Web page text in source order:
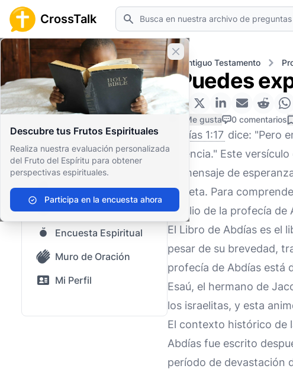
CrossTalk Buscar
Cerrar banner
Descubre tus Frutos Espirituales
Realiza nuestra evaluación personalizada
del Fruto del Espíritu para obtener
perspectivas espirituales.
Participa en la encuesta ahora
Inicio Archivo de Preguntas Antiguo Testamento
Inicio
Archivo de Preguntas
Nuestro blog
Contenido guardado
Preguntas Populares
Biblia Sagrada
Encuesta Espiritual
Muro de Oración
Mi Perfil
¿Puedes
0 Me gusta 0 comentarios
Abdías 1:17 dice: "Pero
herencia." Este
un mensaje de
profeta. Para
amplio de la profecía de
El Libro de Abdías es el
pesar de su brevedad,
profecía de Abdías está
Esaú, el hermano de
los israelitas, y esta
El contexto histórico de
Abdías fue escrito
período de devastación